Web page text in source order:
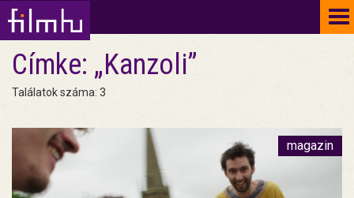
Címke: „Kanzoli”
Találatok száma: 3
magazin